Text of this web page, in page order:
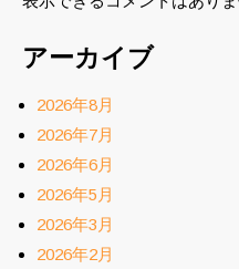
アーカイブ
2026年8月
2026年7月
2026年6月
2026年5月
2026年3月
2026年2月